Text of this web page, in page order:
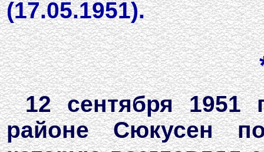
(17.05.1951).
12 сентября
районе Сюкусен